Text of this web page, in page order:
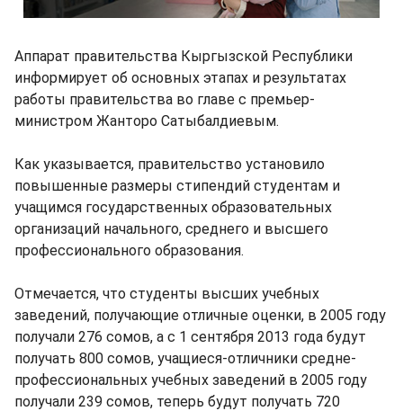
Аппарат правительства Кыргызской Республики
информирует об основных этапах и результатах
работы правительства во главе с премьер-
министром Жанторо Сатыбалдиевым.
Как указывается, правительство установило
повышенные размеры стипендий студентам и
учащимся государственных образовательных
организаций начального, среднего и высшего
профессионального образования.
Отмечается, что студенты высших учебных
заведений, получающие отличные оценки, в 2005 году
получали 276 сомов, а с 1 сентября 2013 года будут
получать 800 сомов, учащиеся-отличники средне-
профессиональных учебных заведений в 2005 году
получали 239 сомов, теперь будут получать 720